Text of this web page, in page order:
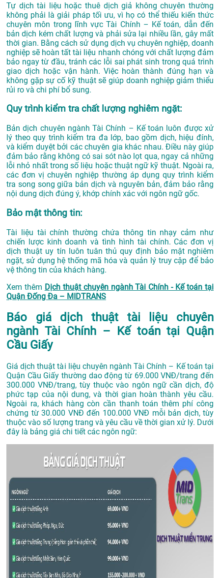
Tự dịch tài liệu hoặc thuê dịch giả không chuyên thường
không phải là giải pháp tối ưu, vì họ có thể thiếu kiến thức
chuyên môn trong lĩnh vực Tài Chính – Kế toán, dẫn đến
bản dịch kém chất lượng và phải sửa lại nhiều lần, gây mất
thời gian. Bằng cách sử dụng dịch vụ chuyên nghiệp, doanh
nghiệp sẽ hoàn tất tài liệu nhanh chóng với chất lượng đảm
bảo ngay từ đầu, tránh các lỗi sai phát sinh trong quá trình
giao dịch hoặc vận hành. Việc hoàn thành đúng hạn và
không gặp sự cố kỹ thuật sẽ giúp doanh nghiệp giảm thiểu
rủi ro và chi phí bổ sung.
Quy trình kiểm tra chất lượng nghiêm ngặt:
Bản dịch chuyên ngành Tài Chính – Kế toán luôn được xử
lý theo quy trình kiểm tra đa lớp, bao gồm dịch, hiệu đính,
và kiểm duyệt bởi các chuyên gia khác nhau. Điều này giúp
đảm bảo rằng không có sai sót nào lọt qua, ngay cả những
lỗi nhỏ nhất trong số liệu hoặc thuật ngữ kỹ thuật. Ngoài ra,
các đơn vị chuyên nghiệp thường áp dụng quy trình kiểm
tra song song giữa bản dịch và nguyên bản, đảm bảo rằng
nội dung dịch đúng ý, khớp chính xác với ngôn ngữ gốc.
Bảo mật thông tin:
Tài liệu tài chính thường chứa thông tin nhạy cảm như
chiến lược kinh doanh và tình hình tài chính. Các đơn vị
dịch thuật uy tín luôn tuân thủ quy định bảo mật nghiêm
ngặt, sử dụng hệ thống mã hóa và quản lý truy cập để bảo
vệ thông tin của khách hàng.
Xem thêm Dịch thuật chuyên ngành Tài Chính - Kế toán tại
Quận Đống Đa – MIDTRANS
Báo giá dịch thuật tài liệu chuyên
ngành Tài Chính – Kế toán tại Quận
Cầu Giấy
Giá dịch thuật tài liệu chuyên ngành Tài Chính – Kế toán tại
Quận Cầu Giấy thường dao động từ 69.000 VNĐ/trang đến
300.000 VNĐ/trang, tùy thuộc vào ngôn ngữ cần dịch, độ
phức tạp của nội dung, và thời gian hoàn thành yêu cầu.
Ngoài ra, khách hàng còn cần thanh toán thêm phí công
chứng từ 30.000 VNĐ đến 100.000 VNĐ mỗi bản dịch, tùy
thuộc vào số lượng trang và yêu cầu về thời gian xử lý. Dưới
đây là bảng giá chi tiết các ngôn ngữ: